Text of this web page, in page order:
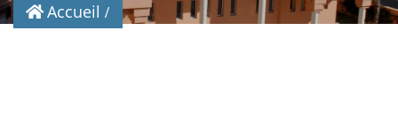
Accueil